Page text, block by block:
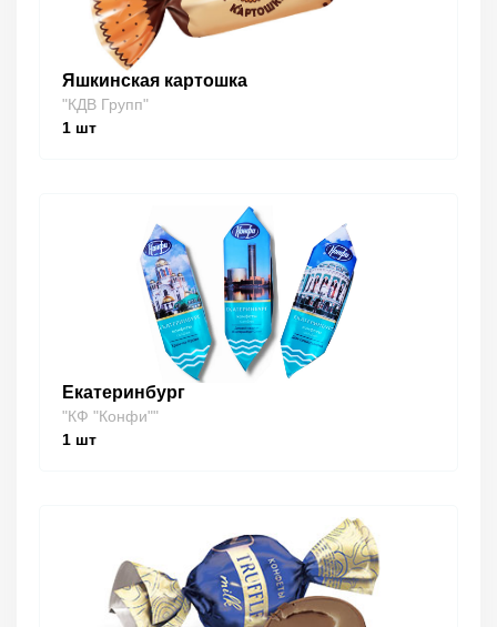
Яшкинская картошка
"КДВ Групп"
1 шт
Екатеринбург
"КФ "Конфи""
1 шт